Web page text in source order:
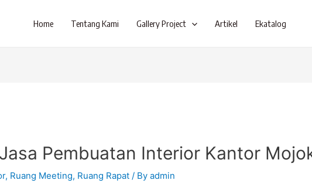
Home Tentang Kami Gallery Project Artikel Ekatalog
Pembuatan Interior Kantor
, Ruang Meeting, Ruang Rapat / By admin